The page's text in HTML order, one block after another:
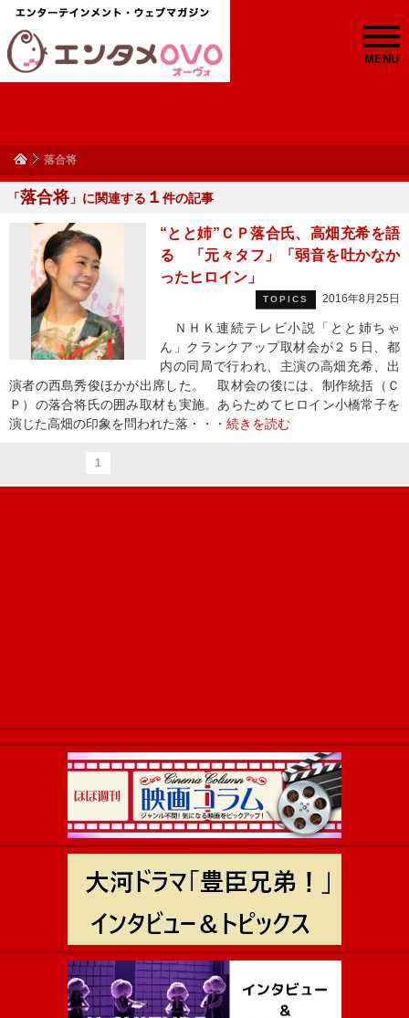
MENU
落合将
「落合将 」に関連する １ 件の記事
“とと姉”ＣＰ落合氏、高畑充希を語
る 「元々タフ」「弱音を吐かなか
ったヒロイン」
TOPICS 2016年8月25日
ＮＨＫ連続テレビ小説「とと姉ちゃ
ん」クランクアップ取材会が２５日、都
内の同局で行われ、主演の高畑充希、出
演者の西島秀俊ほかが出席した。 取材会の後には、制作統括（Ｃ
Ｐ）の落合将氏の囲み取材も実施。あらためてヒロイン小橋常子を
演じた高畑の印象を問われた落・・・ 続きを読む
1